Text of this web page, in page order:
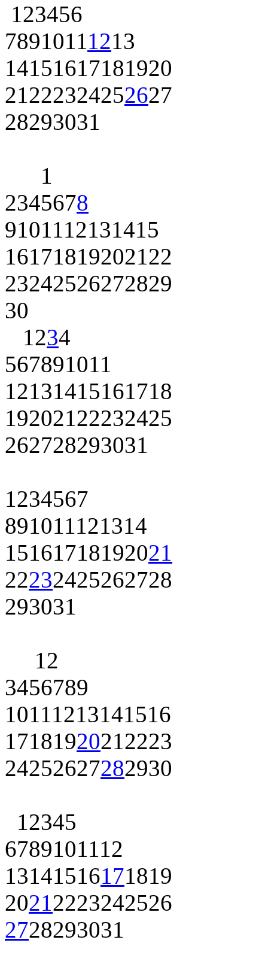
123456
78910111213
14151617181920
21222324252627
28293031
1
2345678
9101112131415
16171819202122
23242526272829
30
1234
567891011
12131415161718
19202122232425
262728293031
1234567
891011121314
15161718192021
22232425262728
293031
12
3456789
10111213141516
17181920212223
24252627282930
12345
6789101112
13141516171819
20212223242526
2728293031